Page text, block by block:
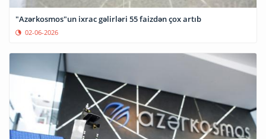
"Azərkosmos"un ixrac gəlirləri 55 faizdən çox artıb
02-06-2026